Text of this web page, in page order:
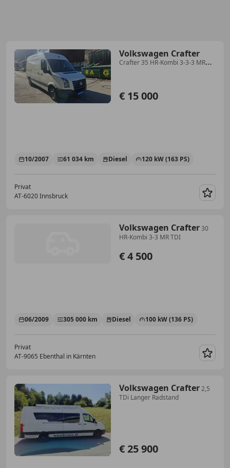
Volkswagen Crafter
Crafter 35 HR-Kombi 3-3-3 MR
€ 15 000
10/2007 61 034 km Diesel 120 kW (163 PS)
Privat
AT-6020 Innsbruck
Volkswagen Crafter30
HR-Kombi 3-3 MR TDI
€ 4 500
06/2009 305 000 km Diesel 100 kW (136 PS)
Privat
AT-9065 Ebenthal in Kärnten
Volkswagen Crafter2,5
TDi Langer Radstand
€ 25 900